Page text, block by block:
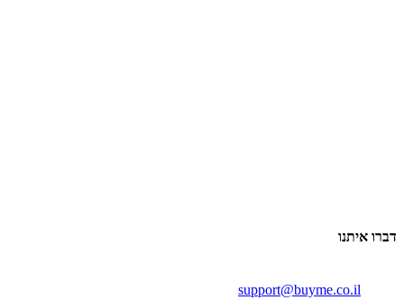
דברו איתנו
support@buyme.co.il